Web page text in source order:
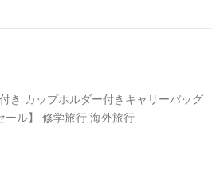
き カップホルダー付きキャリーバッグ
ール】 修学旅行 海外旅行